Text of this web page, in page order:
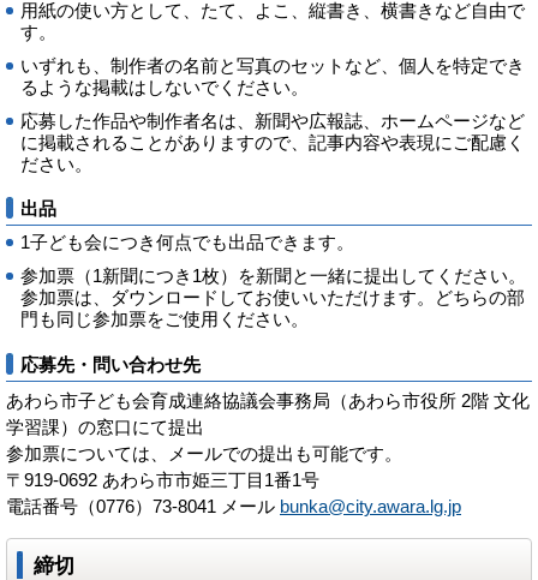
用紙の使い方として、たて、よこ、縦書き、横書きなど自由で
す。
いずれも、制作者の名前と写真のセットなど、個人を特定でき
るような掲載はしないでください。
応募した作品や制作者名は、新聞や広報誌、ホームページなど
に掲載されることがありますので、記事内容や表現にご配慮く
ださい。
出品
1子ども会につき何点でも出品できます。
参加票（1新聞につき1枚）を新聞と一緒に提出してください。
参加票は、ダウンロードしてお使いいただけます。どちらの部
門も同じ参加票をご使用ください。
応募先・問い合わせ先
あわら市子ども会育成連絡協議会事務局（あわら市役所 2階 文化
学習課）の窓口にて提出
参加票については、メールでの提出も可能です。
〒919-0692 あわら市市姫三丁目1番1号
電話番号（0776）73-8041 メール bunka@city.awara.lg.jp
締切